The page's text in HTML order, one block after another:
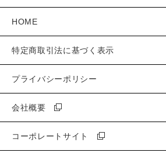
HOME
特定商取引法に基づく表示
プライバシーポリシー
会社概要
コーポレートサイト